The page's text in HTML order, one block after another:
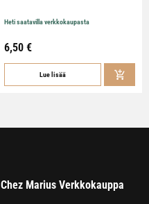
Heti saatavilla verkkokaupasta
6,50 €
Lue lisää
Chez Marius Verkkokauppa